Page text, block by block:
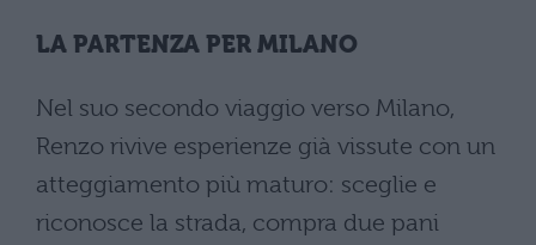
LA PARTENZA PER MILANO
Nel suo secondo viaggio verso Milano,
Renzo rivive esperienze già vissute con un
atteggiamento più maturo: sceglie e
riconosce la strada, compra due pani